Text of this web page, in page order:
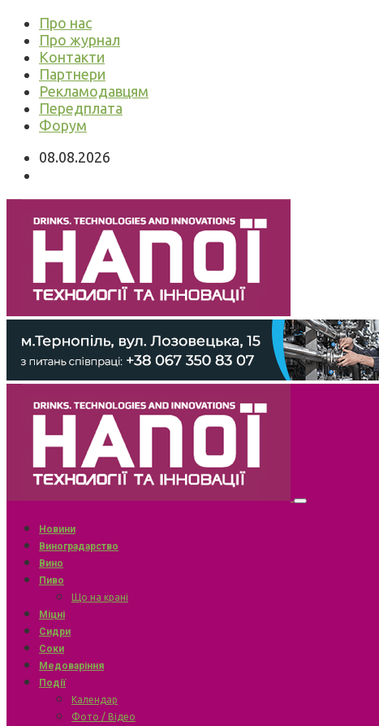
Про нас
Про журнал
Контакти
Партнери
Рекламодавцям
Передплата
Форум
08.08.2026
Новини
Виноградарство
Вино
Пиво
Що на крані
Міцні
Сидри
Соки
Медоваріння
Події
Календар
Фото / Відео